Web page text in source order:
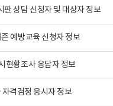
판 상담 신청자 및 대상자 정보
예방교육 신청자 정보
현황조사 응답자 정보
자격검정 응시자 정보